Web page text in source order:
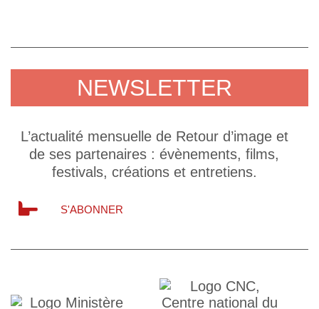
NEWSLETTER
L’actualité mensuelle de Retour d’image et
de ses partenaires : évènements, films,
festivals, créations et entretiens.
S'ABONNER